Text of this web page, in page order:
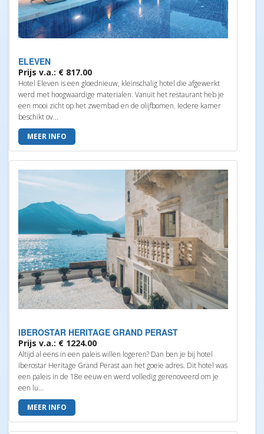
ELEVEN
Prijs v.a.: € 817.00
Hotel Eleven is een gloednieuw, kleinschalig hotel die afgewerkt
werd met hoogwaardige materialen. Vanuit het restaurant heb je
een mooi zicht op het zwembad en de olijfbomen. Iedere kamer
beschikt ov...
MEER INFO
IBEROSTAR HERITAGE GRAND PERAST
Prijs v.a.: € 1224.00
Altijd al eens in een paleis willen logeren? Dan ben je bij hotel
Iberostar Heritage Grand Perast aan het goeie adres. Dit hotel was
een paleis in de 18e eeuw en werd volledig gerenoveerd om je
een lu...
MEER INFO